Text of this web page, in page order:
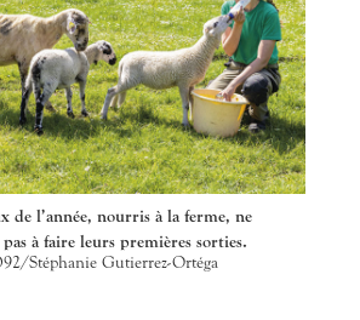
de l’année, nourris à la ferme, ne
à faire leurs premières sorties.
Stéphanie Gutierrez-Ortéga